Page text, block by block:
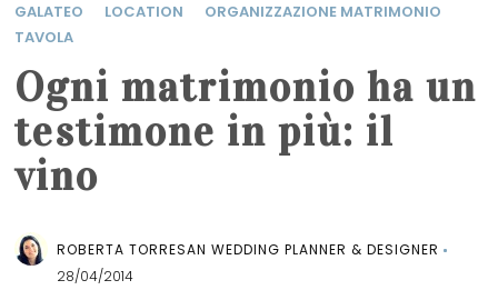
GALATEO LOCATION
ORGANIZZAZIONE MATRIMONIO
TAVOLA
Ogni matrimonio ha un
testimone in più: il
vino
ROBERTA TORRESAN WEDDING PLANNER & DESIGNER
28/04/2014